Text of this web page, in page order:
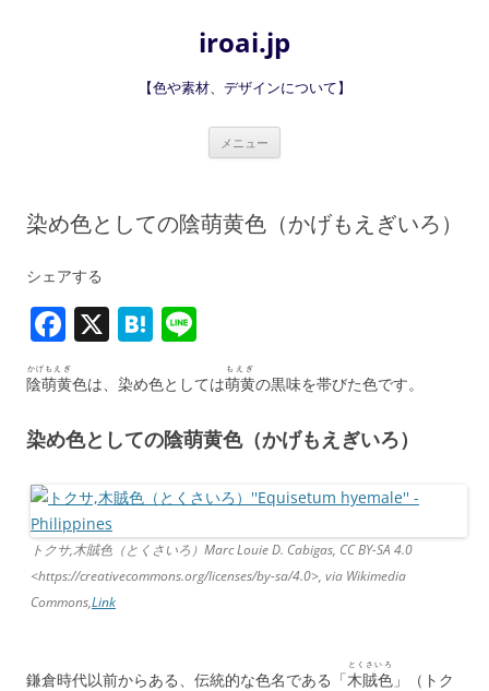
iroai.jp
【色や素材、デザインについて】
メニュー
ス
キ
染め色としての陰萌黄色（かげもえぎいろ）
シェアする
F
a
c
e
b
o
o
k
X H
e
n
a
e
陰萌黄
かげもえぎ
色は、染め色としては萌黄
もえぎ
の黒味を帯びた色です。
染め色としての陰萌黄色（かげもえぎいろ）
トクサ,木賊色（とくさいろ）Marc Louie D. Cabigas, CC BY-SA 4.0
<https://creativecommons.org/licenses/by-sa/4.0>, via Wikimedia
Commons,Link
鎌倉時代以前からある、伝統的な色名である「木賊色
とくさいろ
」（トク